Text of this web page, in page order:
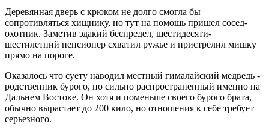
Деревянная дверь с крюком не долго смогла бы
сопротивляться хищнику, но тут на помощь пришел сосед-
охотник. Заметив эдакий беспредел, шестидесяти-
шестилетний пенсионер схватил ружье и пристрелил мишку
прямо на пороге.
Оказалось что суету наводил местный гималайский медведь -
родственник бурого, но сильно распространенный именно на
Дальнем Востоке. Он хотя и поменьше своего бурого брата,
обычно вырастает до 200 кило, но отношения к себе требует
серьезного.